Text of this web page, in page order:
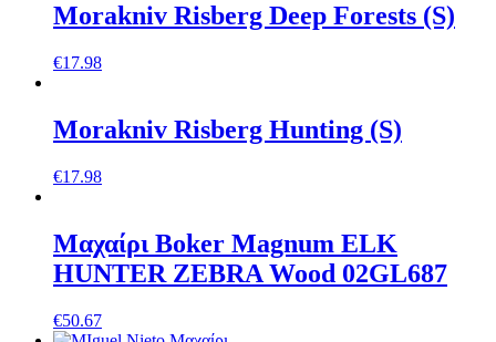
Morakniv Risberg Deep Forests (S)
€17.98
Morakniv Risberg Hunting (S)
€17.98
Mαχαίρι Boker Magnum ELK
HUNTER ZEBRA Wood 02GL687
€50.67